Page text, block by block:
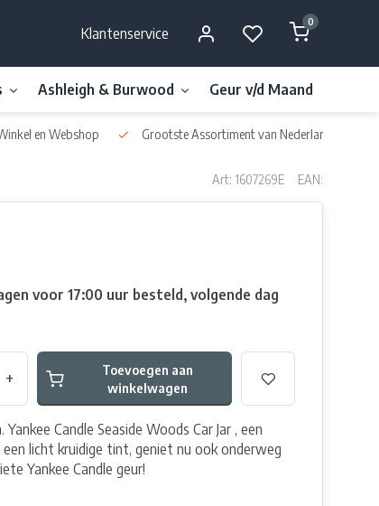
Klantenservice
0
Ashleigh & Burwood Geur v/d Maand
en Webshop Grootste Assortiment van Nederland & België
Art: 1607269E EAN:
voor 17:00 uur besteld, volgende dag
+
Toevoegen aan
winkelwagen
Candle Seaside Woods Car Jar , een
licht kruidige tint, geniet nu ook onderweg
Yankee Candle geur!